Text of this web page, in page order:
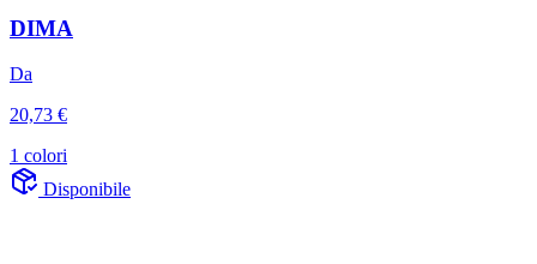
DIMA
Da
20,73 €
1 colori
Disponibile